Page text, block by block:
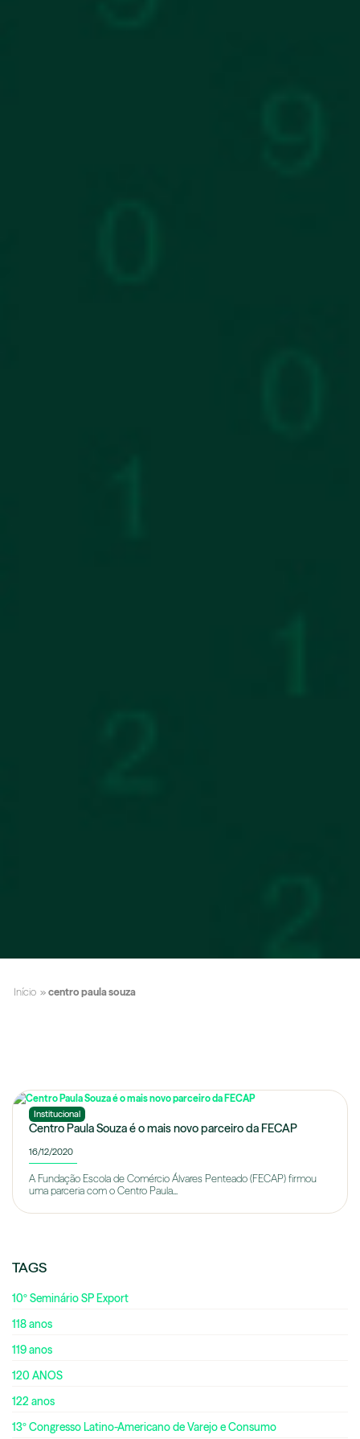
Início » centro paula souza
Institucional
Centro Paula Souza é o mais novo parceiro da FECAP
16/12/2020
A Fundação Escola de Comércio Álvares Penteado (FECAP) firmou
uma parceria com o Centro Paula...
TAGS
10º Seminário SP Export
118 anos
119 anos
120 ANOS
122 anos
13º Congresso Latino-Americano de Varejo e Consumo